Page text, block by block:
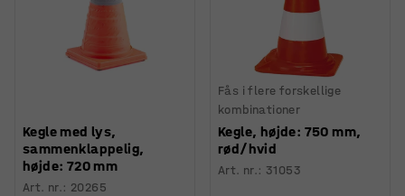
Kegle med lys,
sammenklappelig,
højde: 720 mm
Art. nr.: 20265
Fås i flere forskellige
kombinationer
Kegle, højde: 750 mm,
rød/hvid
Art. nr.: 31053